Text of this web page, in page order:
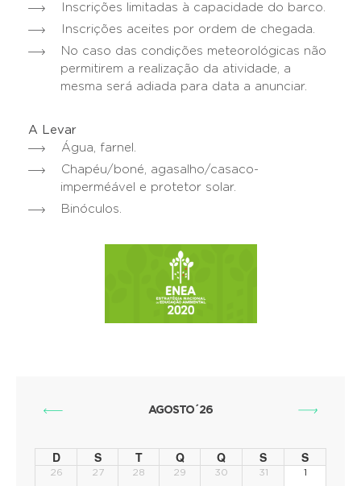
Inscrições limitadas à capacidade do barco.
Inscrições aceites por ordem de chegada.
No caso das condições meteorológicas não
permitirem a realização da atividade, a
mesma será adiada para data a anunciar.
A Levar
Água, farnel.
Chapéu/boné, agasalho/casaco-
imperméável e protetor solar.
Binóculos.
AGOSTO´26
D S T Q Q S S
26 27 28 29 30 31 1